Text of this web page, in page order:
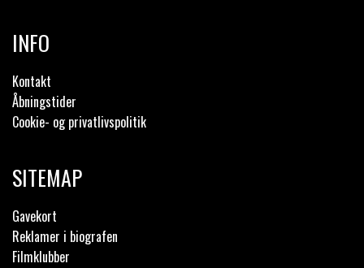
INFO
Kontakt
Åbningstider
Cookie- og privatlivspolitik
SITEMAP
Gavekort
Reklamer i biografen
Filmklubber